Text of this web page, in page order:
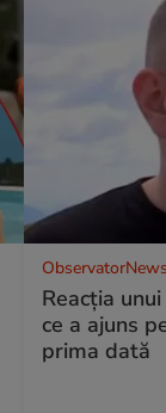
Reacția
ce a ajuns
prima dată